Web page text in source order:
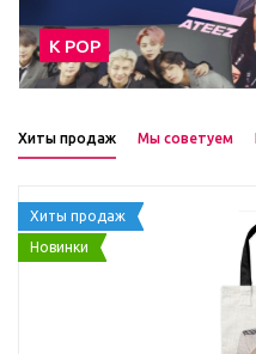
К POP
Хиты продаж Мы советуем
Хиты продаж
Новинки